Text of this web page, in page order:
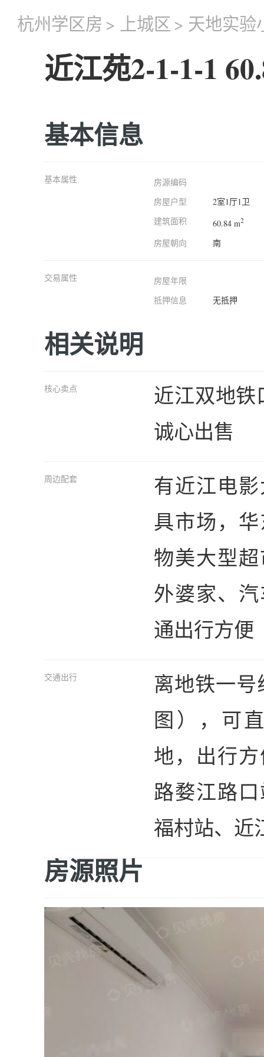
杭州学区房 > 上城区 > 天地实验
近江苑2-1-1-1
基本信息
基本属性
房源编码
房屋户型
2室1厅1卫
建筑面积
60.84 m2
房屋朝向 南
交易属性
房屋年限
抵押信息
无抵押
相关说明
核心卖点
近江双地铁
诚心出售
周边配套
有近江电
具市场，
物美大型
外婆家、
通出行方便
交通出行
离地铁一号
图），可
地，出行
路婺江路
福村站、近
房源照片